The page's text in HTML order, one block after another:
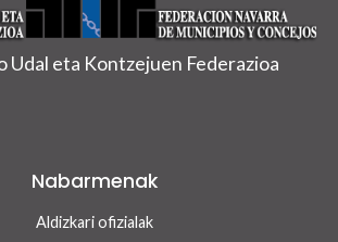
Udal eta Kontzejuen Federazioa
Nabarmenak
Aldizkari ofizialak